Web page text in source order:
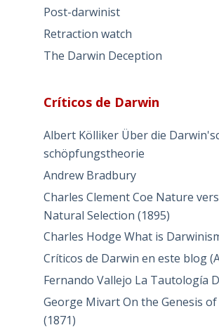
Post-darwinist
Retraction watch
The Darwin Deception
Críticos de Darwin
Albert Kölliker Über die
schöpfungstheorie
Andrew Bradbury
Charles Clement Coe Nature
Natural Selection (1895)
Charles Hodge What is
Críticos de Darwin en este blog
Fernando Vallejo La Tautología
George Mivart On the Genesis of
(1871)